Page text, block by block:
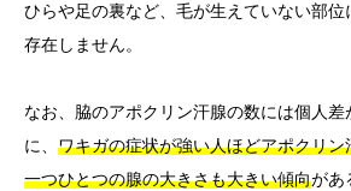
ひらや足の裏など、毛が生えていない部
存在しません。
なお、脇のアポクリン汗腺の数には個人差
に、 ワキガの症状が強い人ほどアポクリ
一つひとつの腺の大きさも大きい傾向があ